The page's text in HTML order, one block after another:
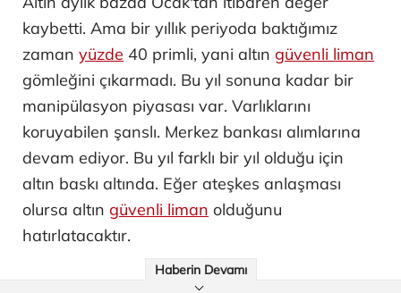
kaybetti. Ama bir yıllık periyoda baktığımız
zaman yüzde 40 primli, yani altın güvenli liman
gömleğini çıkarmadı. Bu yıl sonuna kadar bir
manipülasyon piyasası var. Varlıklarını
koruyabilen şanslı. Merkez bankası alımlarına
devam ediyor. Bu yıl farklı bir yıl olduğu için
altın baskı altında. Eğer ateşkes anlaşması
olursa altın güvenli liman olduğunu
hatırlatacaktır.
Haberin Devamı